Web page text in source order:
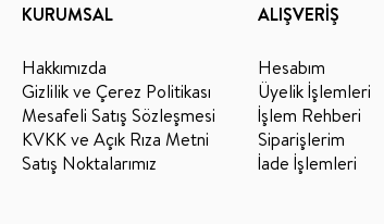
KURUMSAL
Hakkımızda
Gizlilik ve Çerez Politikası
Mesafeli Satış Sözleşmesi
KVKK ve Açık Rıza Metni
Satış Noktalarımız
ALIŞVERİŞ
Hesabım
Üyelik İşlemleri
İşlem Rehberi
Siparişlerim
İade İşlemleri